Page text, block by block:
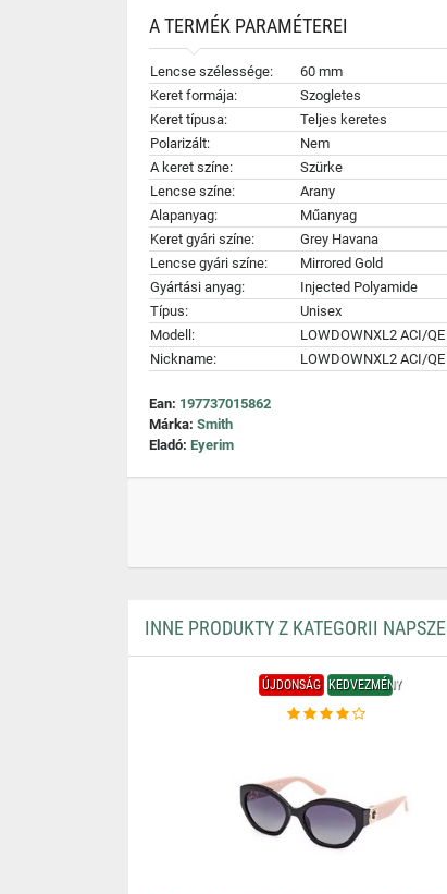
A TERMÉK PARAMÉTEREI
Lencse szélessége:
60 mm
Keret formája:
Szogletes
Keret típusa:
Teljes keretes
Polarizált:
Nem
A keret színe:
Szürke
Lencse színe:
Arany
Alapanyag:
Műanyag
Keret gyári színe:
Grey Havana
Lencse gyári színe:
Mirrored Gold
Gyártási anyag:
Injected Polyamide
Típus:
Unisex
Modell:
LOWDOWNXL2 ACI/QE
Nickname:
LOWDOWNXL2 ACI/QE
Ean: 197737015862
Márka: Smith
Eladó: Eyerim
INNE PRODUKTY Z KATEGORII
ÚJDONSÁG KEDVEZMÉNY